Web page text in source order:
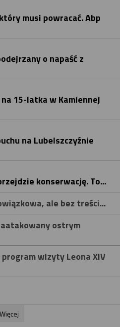
musi powracać. Abp
o napaść z
15-latka w Kamiennej
na Lubelszczyźnie
konserwację. To...
ale bez treści...
ostrym
wizyty Leona XIV
Więcej